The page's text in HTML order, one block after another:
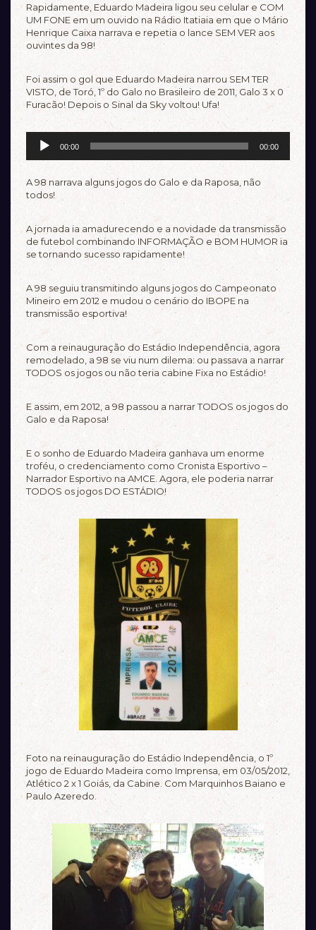
Rapidamente, Eduardo Madeira ligou seu celular e COM
UM FONE em um ouvido na Rádio Itatiaia em que o Mário
Henrique Caixa narrava e repetia o lance SEM VER aos
ouvintes da 98!
Foi assim o gol que Eduardo Madeira narrou SEM TER
VISTO, de Toró, 1º do Galo no Brasileiro de 2011, Galo 3 x 0
Furacão! Depois o Sinal da Sky voltou! Ufa!
Tocador
00:00 00:00
A 98 narrava alguns jogos do Galo e da Raposa, não
todos!
A jornada ia amadurecendo e a novidade da transmissão
de futebol combinando INFORMAÇÃO e BOM HUMOR ia
se tornando sucesso rapidamente!
A 98 seguiu transmitindo alguns jogos do Campeonato
Mineiro em 2012 e mudou o cenário do IBOPE na
transmissão esportiva!
Com a reinauguração do Estádio Independência, agora
remodelado, a 98 se viu num dilema: ou passava a narrar
TODOS os jogos ou não teria cabine Fixa no Estádio!
E assim, em 2012, a 98 passou a narrar TODOS os jogos do
Galo e da Raposa!
E o sonho de Eduardo Madeira ganhava um enorme
troféu, o credenciamento como Cronista Esportivo –
Narrador Esportivo na AMCE. Agora, ele poderia narrar
TODOS os jogos DO ESTÁDIO!
Foto na reinauguração do Estádio Independência, o 1º
jogo de Eduardo Madeira como Imprensa, em 03/05/2012,
Atlético 2 x 1 Goiás, da Cabine. Com Marquinhos Baiano e
Paulo Azeredo.